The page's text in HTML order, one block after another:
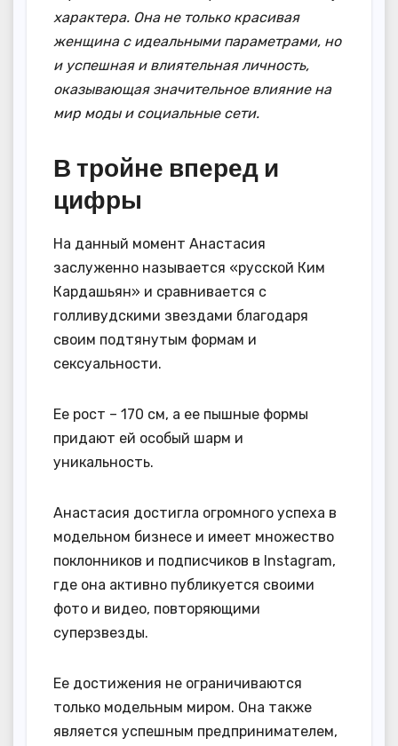
характера. Она не только красивая
женщина с идеальными параметрами, но
и успешная и влиятельная личность,
оказывающая значительное влияние на
мир моды и социальные сети.
В тройне вперед и
цифры
На данный момент Анастасия
заслуженно называется «русской Ким
Кардашьян» и сравнивается с
голливудскими звездами благодаря
своим подтянутым формам и
сексуальности.
Ее рост – 170 см, а ее пышные формы
придают ей особый шарм и
уникальность.
Анастасия достигла огромного успеха в
модельном бизнесе и имеет множество
поклонников и подписчиков в Instagram,
где она активно публикуется своими
фото и видео, повторяющими
суперзвезды.
Ее достижения не ограничиваются
только модельным миром. Она также
является успешным предпринимателем,